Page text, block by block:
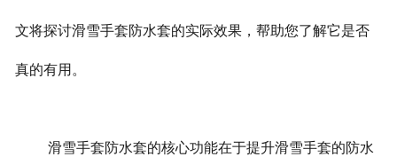
在线留言
文将探讨滑雪手套防水套的实际效果，帮助您了解它是否
真的有用。
滑雪手套防水套的核心功能在于提升滑雪手套的防水